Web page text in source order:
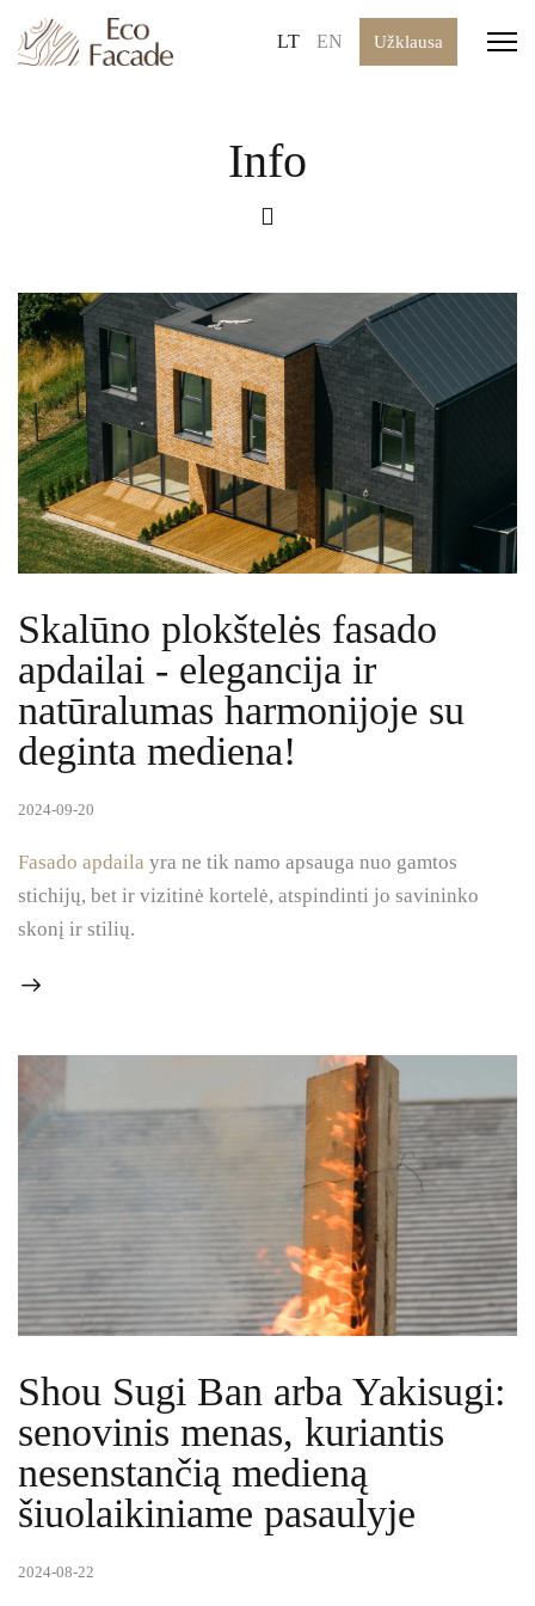
LT EN Užklausa
Info
Skalūno plokštelės fasado
apdailai - elegancija ir
natūralumas harmonijoje su
deginta mediena!
2024-09-20
Fasado apdaila yra ne tik namo apsauga nuo gamtos
stichijų, bet ir vizitinė kortelė, atspindinti jo savininko
skonį ir stilių.
Shou Sugi Ban arba Yakisugi:
senovinis menas, kuriantis
nesenstančią medieną
šiuolaikiniame pasaulyje
2024-08-22